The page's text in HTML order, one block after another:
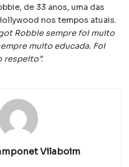
de 33 anos, uma das
nos tempos atuais.
Robbie sempre foi muito
muito educada. Foi
respeito”.
Vilaboim